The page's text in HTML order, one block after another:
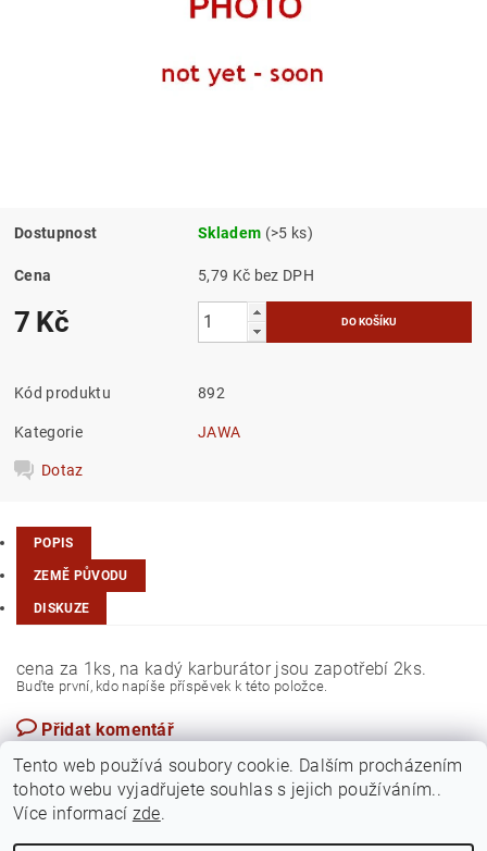
Dostupnost Skladem (>5 ks)
Cena 5,79 Kč bez DPH
7 Kč
Kód produktu 892
Kategorie JAWA
Dotaz
POPIS
ZEMĚ PŮVODU
DISKUZE
cena za 1ks, na kadý karburátor jsou zapotřebí 2ks.
Buďte první, kdo napíše příspěvek k této položce.
Přidat komentář
Tento web používá soubory cookie. Dalším procházením
tohoto webu vyjadřujete souhlas s jejich používáním..
Více informací zde.